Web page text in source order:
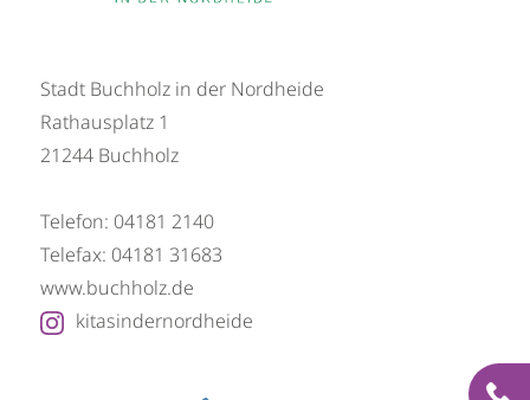
Stadt Buchholz in der Nordheide
Rathausplatz 1
21244 Buchholz
Telefon: 04181 2140
Telefax: 04181 31683
ww­w.­buch­holz.de
kitasindernordheide